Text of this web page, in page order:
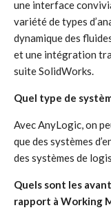
une interface
variété de types
dynamique des
et une intégration
suite SolidWorks.
Quel type de
Avec AnyLogic, on
que des systèmes
des systèmes de
Quels sont les
rapport à Working